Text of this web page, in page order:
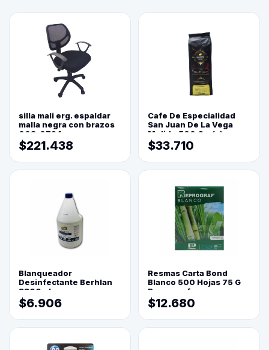
silla mali erg. espaldar
malla negra con brazos
003-0794
$221.438
Cafe De Especialidad
San Juan De La Vega
Molido 500 Grs(=)
$33.710
Blanqueador
Desinfectante Berhlan
3800ml
$6.906
Resmas Carta Bond
Blanco 500 Hojas 75 G
Reprograf.
$12.680